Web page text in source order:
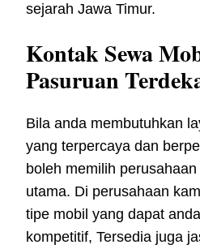
sejarah Jawa Timur.
Kontak Sewa
Pasuruan
Bila anda membutuhkan
yang terpercaya dan
boleh memilih
utama. Di perusahaan
tipe mobil yang dapat
kompetitif, Tersedia juga